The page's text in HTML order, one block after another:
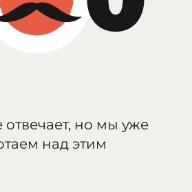
отвечает, но мы уже
над этим